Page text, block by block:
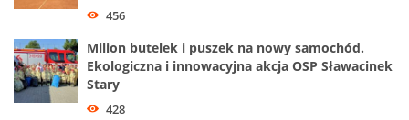
456
Milion butelek i puszek na nowy samochód.
Ekologiczna i innowacyjna akcja OSP Sławacinek
Stary
428